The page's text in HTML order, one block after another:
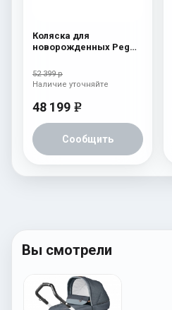
Коляска для
новорожденных Peg
Pop-Up) Cream
52 399 р
48 199 e
Сообщить
Наличие уточняйте
Вы смотрели